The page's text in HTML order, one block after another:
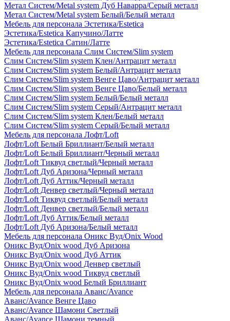
Метал Систем/Metal system Дуб Наварра/Серый металл
Метал Систем/Metal system Белый/Белый металл
Мебель для персонала Эстетика/Estetica
Эстетика/Estetica Капучино/Латте
Эстетика/Estetica Сатин/Латте
Мебель для персонала Слим Систем/Slim system
Слим Систем/Slim system Клен/Антрацит металл
Слим Систем/Slim system Белый/Антрацит металл
Слим Систем/Slim system Венге Цаво/Антрацит металл
Слим Систем/Slim system Венге Цаво/Белый металл
Слим Систем/Slim system Белый/Белый металл
Слим Систем/Slim system Серый/Антрацит металл
Слим Систем/Slim system Клен/Белый металл
Слим Систем/Slim system Серый/Белый металл
Мебель для персонала Лофт/Loft
Лофт/Loft Белый Бриллиант/Белый металл
Лофт/Loft Белый Бриллиант/Черный металл
Лофт/Loft Тиквуд светлый/Черный металл
Лофт/Loft Дуб Аризона/Черный металл
Лофт/Loft Дуб Аттик/Черный металл
Лофт/Loft Денвер светлый/Черный металл
Лофт/Loft Тиквуд светлый/Белый металл
Лофт/Loft Денвер светлый/Белый металл
Лофт/Loft Дуб Аттик/Белый металл
Лофт/Loft Дуб Аризона/Белый металл
Мебель для персонала Оникс Вуд/Onix Wood
Оникс Вуд/Onix wood Дуб Аризона
Оникс Вуд/Onix wood Дуб Аттик
Оникс Вуд/Onix wood Денвер светлый
Оникс Вуд/Onix wood Тиквуд светлый
Оникс Вуд/Onix wood Белый Бриллиант
Мебель для персонала Аванс/Avance
Аванс/Avance Венге Цаво
Аванс/Avance Шамони Светлый
Аванс/Avance Шамони темный